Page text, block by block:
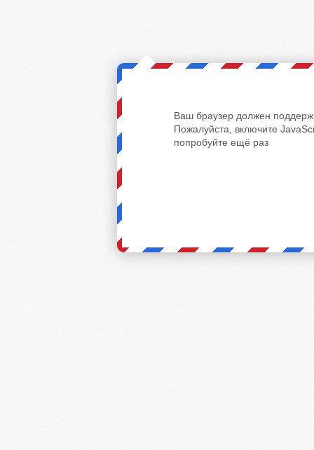
Ваш браузер должен
Пожалуйста, включите
попробуйте ещё раз